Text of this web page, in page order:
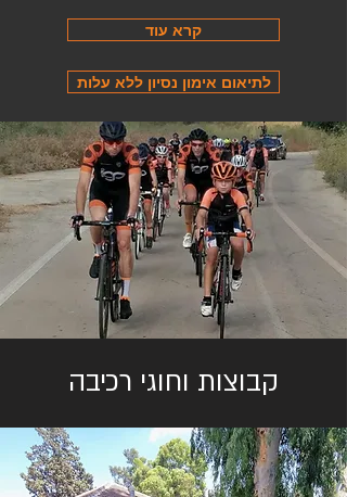
קרא עוד
לתיאום אימון נסיון ללא עלות
קבוצות וחוגי רכיבה